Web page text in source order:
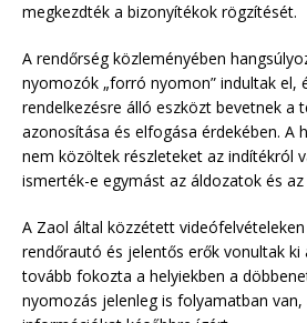
megkezdték a bizonyítékok rögzítését.
A rendőrség közleményében
nyomozók „forró nyomon” indultak el,
rendelkezésre álló eszközt bevetnek a
azonosítása és elfogása érdekében. A
nem közöltek részleteket az indítékról
ismerték-e egymást az áldozatok és az
A Zaol által közzétett
rendőrautó és jelentős erők vonultak ki
tovább fokozta a helyiekben a
nyomozás jelenleg is folyamatban